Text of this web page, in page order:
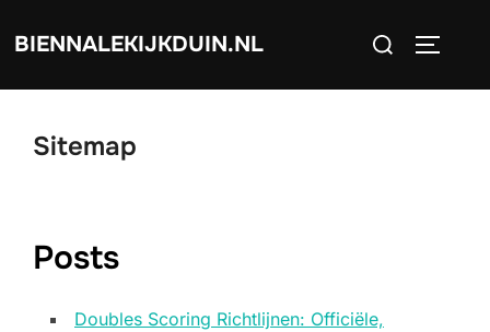
BIENNALEKIJKDUIN.NL
Search
Sitemap
Posts
Doubles Scoring Richtlijnen: Officiële,